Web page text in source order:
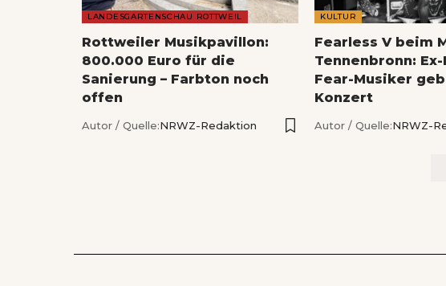
LANDESGARTENSCHAU ROTTWEIL
Rottweiler Musikpavillon:
800.000 Euro für die
Sanierung – Farbton noch
offen
Autor / Quelle:NRWZ-Redaktion
KULTUR
Fearless V beim
Tennenbronn:
Fear-Musiker
Konzert
Autor / Quelle:NRWZ-